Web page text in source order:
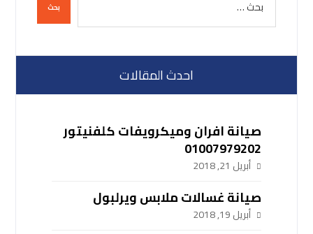
احدث المقالات
صيانة افران وميكرويفات كلفنيتور
01007979202
أبريل 21, 2018
صيانة غسالات ملابس ويرلبول
أبريل 19, 2018